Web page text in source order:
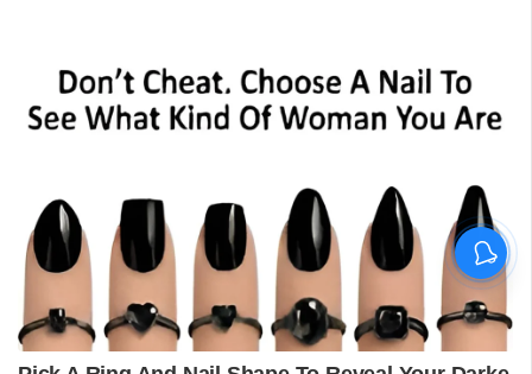
വിദ്യാർഥിയെ മർദിച്ചെന്ന
പരാതിയിൽ പാലക്കാട്
അധ്യാപകനെ
സസ്‌പെൻഡ് ചെയ്തു